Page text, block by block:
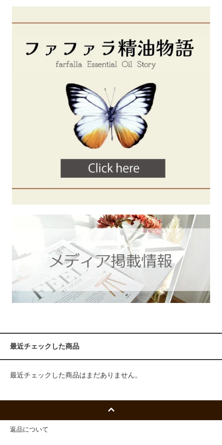
最近チェックした商品
最近チェックした商品はまだありません。
返品について